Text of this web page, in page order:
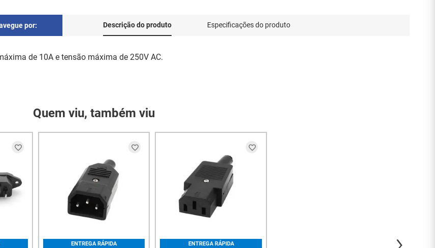
por: Descrição do produto Especificações do produto
de 10A e tensão máxima de 250V AC.
Quem viu, também viu
ENTREGA RÁPIDA ENTREGA RÁPIDA